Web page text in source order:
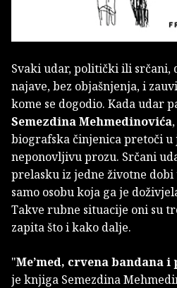
Svaki udar, politički ili srčani,
najave, bez objašnjenja, i
kome se dogodio. Kada udar
Semezdina Mehme­dinovića
biografska činjenica pretoči u
neponovljivu prozu. Srčani
prelasku iz jedne životne
samo osobu koja ga je
Takve rubne situacije oni su
zapita što i kako dalje.
"Me’med, crvena bandana
je knjiga Semezdina